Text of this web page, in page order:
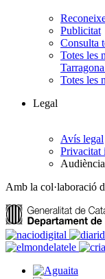
Publicitat
Consulta
Totes les
Totes les
Legal
Avís legal
Privacitat
Amb la col·laboració